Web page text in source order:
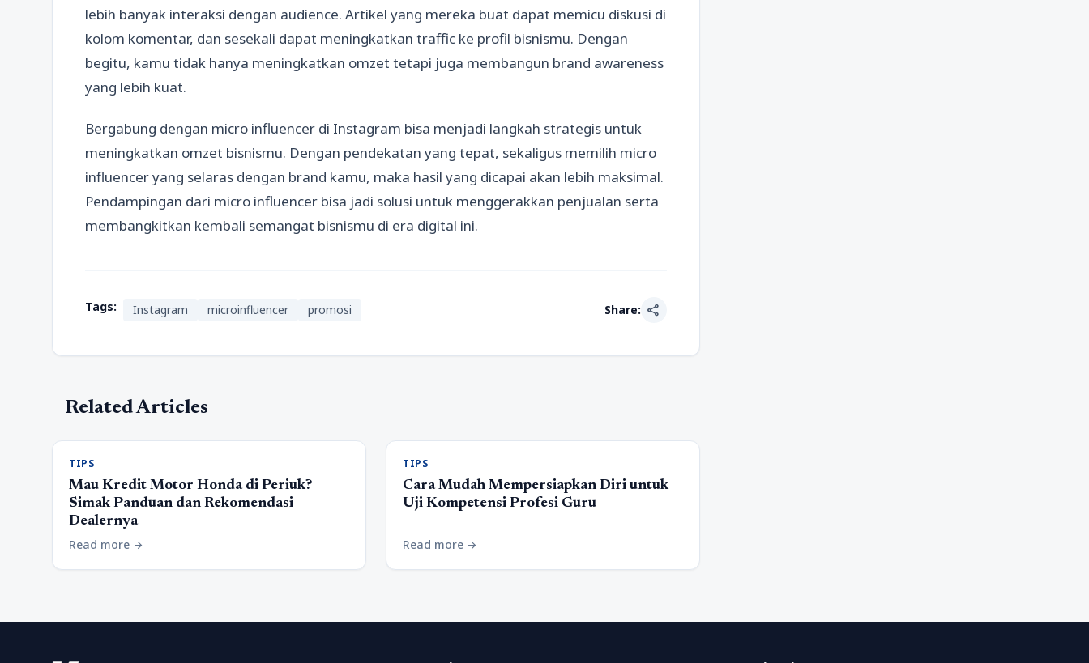
lebih banyak interaksi dengan audience. Artikel yang mereka buat dapat memicu diskusi di
kolom komentar, dan sesekali dapat meningkatkan traffic ke profil bisnismu. Dengan
begitu, kamu tidak hanya meningkatkan omzet tetapi juga membangun brand awareness
yang lebih kuat.
Bergabung dengan micro influencer di Instagram bisa menjadi langkah strategis untuk
meningkatkan omzet bisnismu. Dengan pendekatan yang tepat, sekaligus memilih micro
influencer yang selaras dengan brand kamu, maka hasil yang dicapai akan lebih maksimal.
Pendampingan dari micro influencer bisa jadi solusi untuk menggerakkan penjualan serta
membangkitkan kembali semangat bisnismu di era digital ini.
Tags: Instagram microinfluencer promosi Share: share
Related Articles
TIPS
Mau Kredit Motor Honda di Periuk?
Simak Panduan dan Rekomendasi
Dealernya
Read more arrow_forward
TIPS
Cara Mudah Mempersiapkan Diri untuk
Uji Kompetensi Profesi Guru
Read more arrow_forward